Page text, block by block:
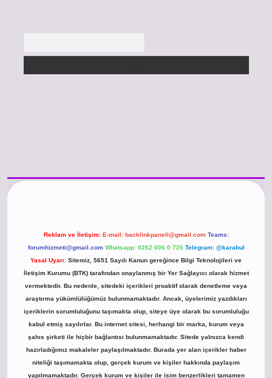
Reklam ve İletişim: E-mail: backlinkpaneli@gmail.com Teams:
forumhizmeti@gmail.com Whatsapp: 0262 606 0 726 Telegram: @karabul
Yasal Uyarı: Sitemiz, 5651 Sayılı Kanun gereğince Bilgi Teknolojileri ve
İletişim Kurumu (BTK) tarafından onaylanmış bir Yer Sağlayıcı olarak hizmet
vermektedir. Bu nedenle, sitedeki içerikleri proaktif olarak denetleme veya
araştırma yükümlülüğümüz bulunmamaktadır. Ancak, üyelerimiz yazdıkları
içeriklerin sorumluluğunu taşımakta olup, siteye üye olarak bu sorumluluğu
kabul etmiş sayılırlar. Bu internet sitesi, herhangi bir marka, kurum veya
şahıs şirketi ile hiçbir bağlantısı bulunmamaktadır. Sitede yalnızca kendi
hazırladığımız makaleler paylaşılmaktadır. Burada yer alan içerikler haber
niteliği taşımamakta olup, gerçek kurum ve kişiler hakkında paylaşım
yapılmamaktadır. Gerçek kurum ve kişiler ile isim benzerlikleri tamamen